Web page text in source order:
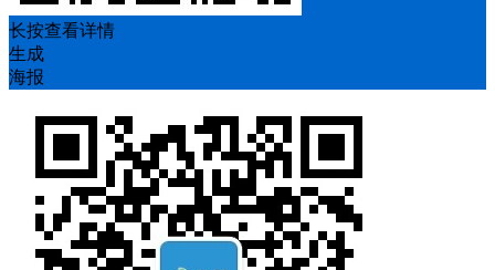
长按查看详情
生成
海报